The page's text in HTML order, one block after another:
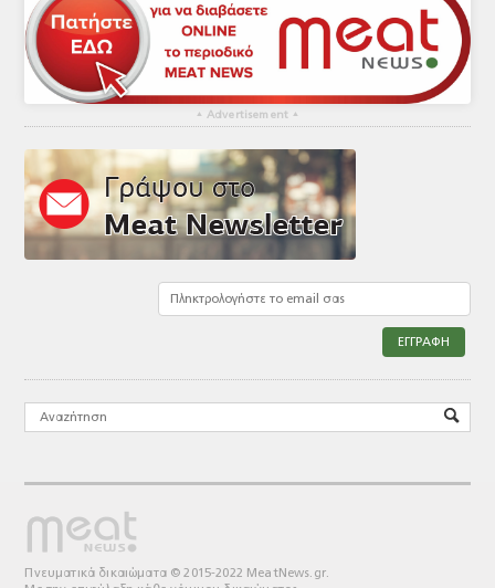
▴ Advertisement ▴
Πνευματικά δικαιώματα © 2015-2022 MeatNews.gr.